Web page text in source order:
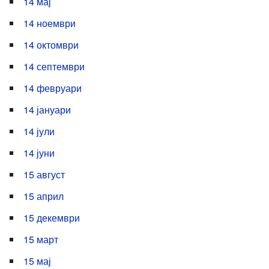
14 ноември
14 октомври
14 септември
14 февруари
14 јануари
14 јули
14 јуни
15 август
15 април
15 декември
15 март
15 мај